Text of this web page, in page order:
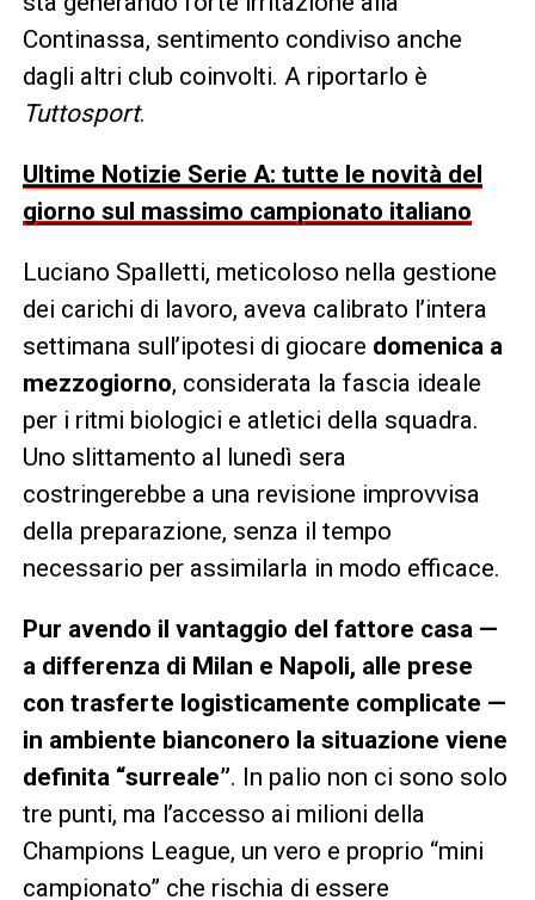
Continassa, sentimento condiviso anche
dagli altri club coinvolti. A riportarlo è
Tuttosport.
Ultime Notizie Serie A: tutte le novità del
giorno sul massimo campionato italiano
Luciano Spalletti, meticoloso nella gestione
dei carichi di lavoro, aveva calibrato l’intera
settimana sull’ipotesi di giocare domenica a
mezzogiorno, considerata la fascia ideale
per i ritmi biologici e atletici della squadra.
Uno slittamento al lunedì sera
costringerebbe a una revisione improvvisa
della preparazione, senza il tempo
necessario per assimilarla in modo efficace.
Pur avendo il vantaggio del fattore casa —
a differenza di Milan e Napoli, alle prese
con trasferte logisticamente complicate —
in ambiente bianconero la situazione viene
definita “surreale”. In palio non ci sono solo
tre punti, ma l’accesso ai milioni della
Champions League, un vero e proprio “mini
campionato” che rischia di essere